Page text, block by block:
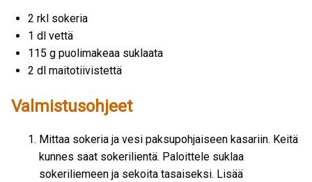
2 rkl sokeria
1 dl vettä
115 g puolimakeaa suklaata
2 dl maitotiivistettä
Valmistusohjeet
Mittaa sokeria ja vesi paksupohjaiseen kasariin. Keitä
kunnes saat sokerilientä. Paloittele suklaa
sokeriliemeen ja sekoita tasaiseksi. Lisää